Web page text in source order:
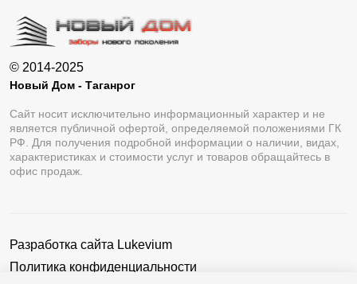
© 2014-2025
Новый Дом - Таганрог
Сайт носит исключительно информационный характер и не
является публичной офертой, определяемой положениями ГК
РФ. Для получения подробной информации о наличии, видах,
характеристиках и стоимости услуг и товаров обращайтесь в
офис продаж.
Разработка сайта Lukevium
Политика конфиденциальности